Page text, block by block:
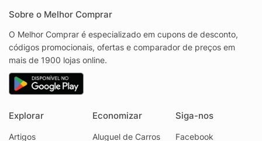
Sobre o Melhor Comprar
O Melhor Comprar é especializado em cupons de desconto,
códigos promocionais, ofertas e comparador de preços em
mais de 1900 lojas online.
Explorar
Artigos
Economizar
Aluguel de Carros
Siga-nos
Facebook